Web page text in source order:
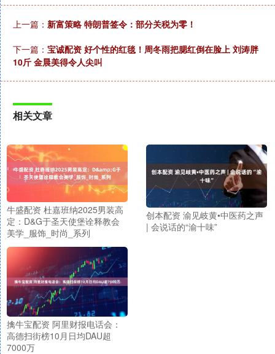
上一篇： 新富策略 特朗普签令：部分关税为零！
下一篇： 宝诚配资 好个性的红毯！周冬雨把腮红倒在脸上 刘涛胖
10斤 金晨美得令人尖叫
相关文章
牛盛配资 杜嘉班纳2025男装高
定：D&G于圣天使堡诠释教会
美学_服饰_时尚_系列
创本配资 渝见岐黄•中医药之声
| 会说话的“渝十味”
擒牛宝配资 阿里财报电话会：
高德扫街榜10月日均DAU超
7000万